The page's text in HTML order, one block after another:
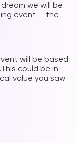
we will be
event — the
will be based
could be in
value you saw